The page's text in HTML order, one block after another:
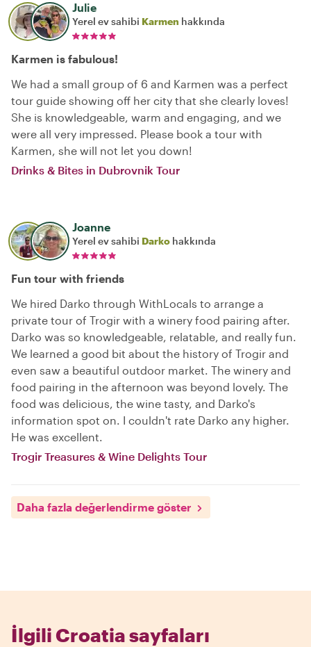
Julie
Yerel ev sahibi Karmen hakkında
Karmen is fabulous!
We had a small group of 6 and Karmen was a perfect
tour guide showing off her city that she clearly loves!
She is knowledgeable, warm and engaging, and we
were all very impressed. Please book a tour with
Karmen, she will not let you down!
Drinks & Bites in Dubrovnik Tour
Joanne
Yerel ev sahibi Darko hakkında
Fun tour with friends
We hired Darko through WithLocals to arrange a
private tour of Trogir with a winery food pairing after.
Darko was so knowledgeable, relatable, and really fun.
We learned a good bit about the history of Trogir and
even saw a beautiful outdoor market. The winery and
food pairing in the afternoon was beyond lovely. The
food was delicious, the wine tasty, and Darko's
information spot on. I couldn't rate Darko any higher.
He was excellent.
Trogir Treasures & Wine Delights Tour
Daha fazla değerlendirme göster
İlgili Croatia sayfaları